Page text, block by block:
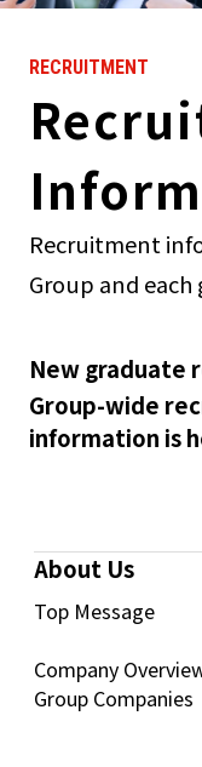
RECRUITMENT
Recruitment
Group and
New graduate
Group-wide
information is
About Us
Top Message
Company
Group Companies